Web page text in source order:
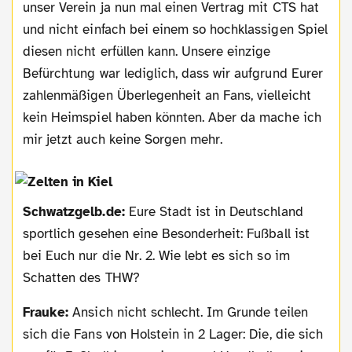
unser Verein ja nun mal einen Vertrag mit CTS hat
und nicht einfach bei einem so hochklassigen Spiel
diesen nicht erfüllen kann. Unsere einzige
Befürchtung war lediglich, dass wir aufgrund Eurer
zahlenmäßigen Überlegenheit an Fans, vielleicht
kein Heimspiel haben könnten. Aber da mache ich
mir jetzt auch keine Sorgen mehr.
Schwatzgelb.de:Eure Stadt ist in Deutschland
sportlich gesehen eine Besonderheit: Fußball ist
bei Euch nur die Nr. 2. Wie lebt es sich so im
Schatten des THW?
Frauke: Ansich nicht schlecht. Im Grunde teilen
sich die Fans von Holstein in 2 Lager: Die, die sich